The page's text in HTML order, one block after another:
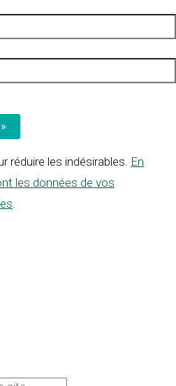
réduire les indésirables. En
les données de vos